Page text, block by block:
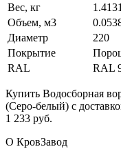
Вес, кг
Объем, м3
Диаметр
220
Покрытие
RAL
RAL
Купить Водосборная
(Серо-белый) с
1 233 руб.
О КровЗавод